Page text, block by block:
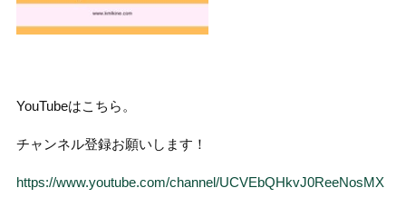
YouTubeはこちら。
チャンネル登録お願いします！
https://www.youtube.com/channel/UCVEbQHkvJ0ReeNosMX